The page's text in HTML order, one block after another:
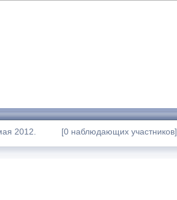
2012. [0 наблюдающих участников]